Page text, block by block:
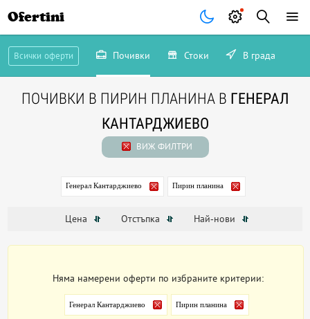
Ofertini
Всички оферти Почивки Стоки В града
ПОЧИВКИ В ПИРИН ПЛАНИНА В ГЕНЕРАЛ
КАНТАРДЖИЕВО
ВИЖ ФИЛТРИ
Генерал Кантарджиево Пирин планина
Цена Отстъпка Най-нови
Няма намерени оферти по избраните критерии:
Генерал Кантарджиево Пирин планина